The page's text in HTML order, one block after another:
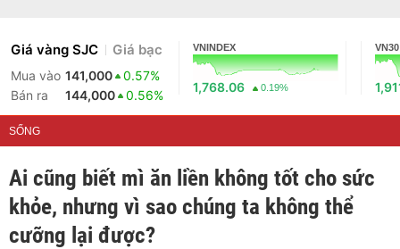
Giá vàng SJC Giá bạc
Mua vào 141,000
0.57%
Bán ra
144,000 0.56%
VNINDEX
1,768.06 0.19%
VN30
SỐNG
Ai cũng biết mì ăn liền không tốt cho sức
khỏe, nhưng vì sao chúng ta không thể
cưỡng lại được?